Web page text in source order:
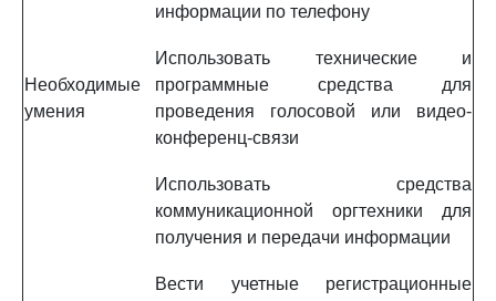
информации по телефону
Необходимые
умения
Использовать технические и
программные средства для
проведения голосовой или видео-
конференц-связи
Использовать средства
коммуникационной оргтехники для
получения и передачи информации
Вести учетные регистрационные